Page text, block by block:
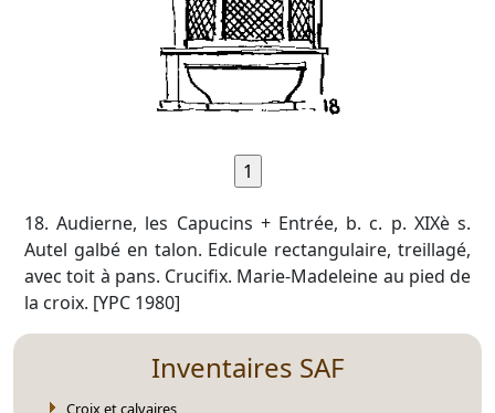
18. Audierne, les Capucins + Entrée, b. c. p. XIXè s.
Autel galbé en talon. Edicule rectangulaire, treillagé,
avec toit à pans. Crucifix. Marie-Madeleine au pied de
la croix. [YPC 1980]
Inventaires SAF
Croix et calvaires